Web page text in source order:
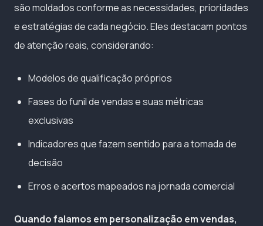
são moldados conforme as necessidades, prioridades
e estratégias de cada negócio. Eles destacam pontos
de atenção reais, considerando:
Modelos de qualificação próprios
Fases do funil de vendas e suas métricas
exclusivas
Indicadores que fazem sentido para a tomada de
decisão
Erros e acertos mapeados na jornada comercial
Quando falamos em personalização em vendas,